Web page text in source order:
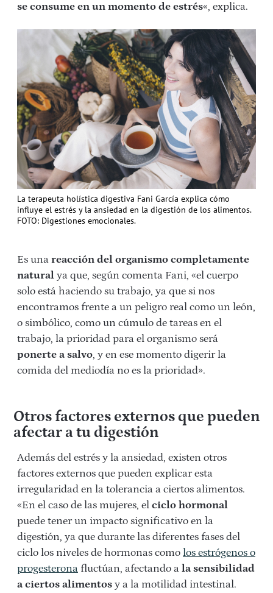
se consume en un momento de estrés«, explica.
La terapeuta holística digestiva Fani García explica cómo
influye el estrés y la ansiedad en la digestión de los alimentos.
FOTO: Digestiones emocionales.
Es una reacción del organismo completamente
natural ya que, según comenta Fani, «el cuerpo
solo está haciendo su trabajo, ya que si nos
encontramos frente a un peligro real como un león,
o simbólico, como un cúmulo de tareas en el
trabajo, la prioridad para el organismo será
ponerte a salvo, y en ese momento digerir la
comida del mediodía no es la prioridad».
Otros factores externos que pueden
afectar a tu digestión
Además del estrés y la ansiedad, existen otros
factores externos que pueden explicar esta
irregularidad en la tolerancia a ciertos alimentos.
«En el caso de las mujeres, el ciclo hormonal
puede tener un impacto significativo en la
digestión, ya que durante las diferentes fases del
ciclo los niveles de hormonas como los estrógenos o
progesterona fluctúan, afectando a la sensibilidad
a ciertos alimentos y a la motilidad intestinal.